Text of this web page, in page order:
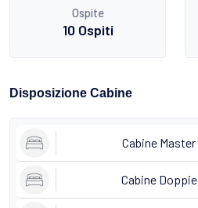
Ospite
10 Ospiti
Disposizione Cabine
Cabine Master
Cabine Doppie